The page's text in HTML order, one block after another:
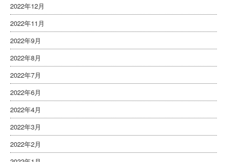
2022年12月
2022年11月
2022年9月
2022年8月
2022年7月
2022年6月
2022年4月
2022年3月
2022年2月